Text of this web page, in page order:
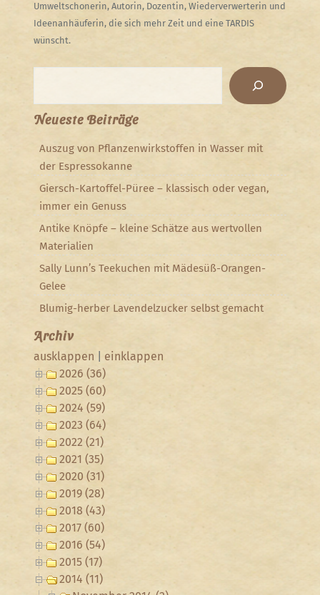
Umweltschonerin, Autorin, Dozentin, Wiederverwerterin und
Ideenanhäuferin, die sich mehr Zeit und eine TARDIS
wünscht.
Neueste Beiträge
Auszug von Pflanzenwirkstoffen in Wasser mit
der Espressokanne
Giersch-Kartoffel-Püree – klassisch oder vegan,
immer ein Genuss
Antike Knöpfe – kleine Schätze aus wertvollen
Materialien
Sally Lunn’s Teekuchen mit Mädesüß-Orangen-
Gelee
Blumig-herber Lavendelzucker selbst gemacht
Archiv
ausklappen
einklappen
2026 (36)
2025 (60)
2024 (59)
2023 (64)
2022 (21)
2021 (35)
2020 (31)
2019 (28)
2018 (43)
2017 (60)
2016 (54)
2015 (17)
2014 (11)